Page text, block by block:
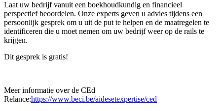
Laat uw bedrijf vanuit een boekhoudkundig en financieel
perspectief beoordelen. Onze experts geven u advies tijdens een
persoonlijk gesprek om u uit de put te helpen en de maatregelen te
identificeren die u moet nemen om uw bedrijf weer op de rails te
krijgen.
Dit gesprek is gratis!
Meer informatie over de CEd
Relance:https://www.beci.be/aidesetexpertise/ced